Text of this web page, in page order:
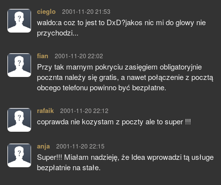
cieglo pisze:
2001-11-20 21:53
waldo:a coz to jest to DxD?jakos nic mi do glowy nie
przychodzi...
fian pisze:
2001-11-20 22:02
Przy tak marnym pokryciu zasięgiem obligatoryjnie
pocznta należy się gratis, a nawet połączenie z pocztą
obcego telefonu powinno być bezpłatne.
rafaik pisze:
2001-11-20 22:12
coprawda nie kozystam z poczty ale to super !!!
anja pisze:
2001-11-20 22:15
Super!!! Miałam nadzieję, że Idea wprowadzi tą usługe
bezpłatnie na stałe.